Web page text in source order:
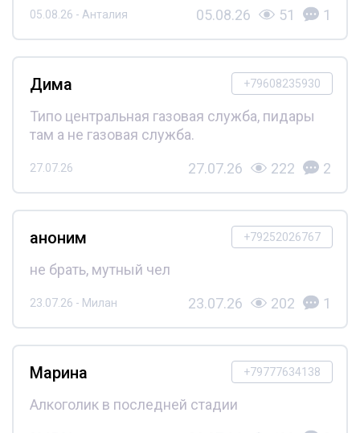
05.08.26 - Анталия 05.08.26 51 1
+79608235930
Дима
Типо центральная газовая служба, пидары
там а не газовая служба.
27.07.26 27.07.26 222 2
+79252026767
аноним
не брать, мутный чел
23.07.26 - Милан 23.07.26 202 1
+79777634138
Марина
Алкоголик в последней стадии